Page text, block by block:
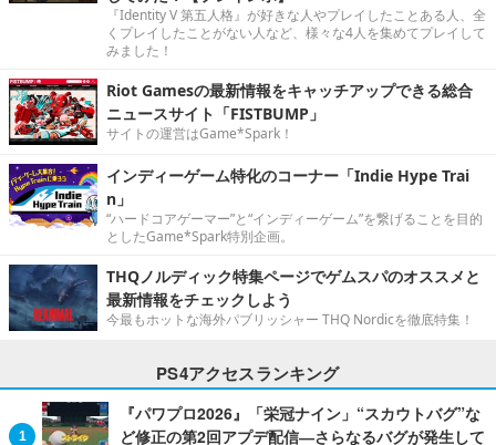
『Identity V 第五人格』が好きな人やプレイしたことある人、全
くプレイしたことがない人など、様々な4人を集めてプレイして
みました！
Riot Gamesの最新情報をキャッチアップできる総合
ニュースサイト「FISTBUMP」
サイトの運営はGame*Spark！
インディーゲーム特化のコーナー「Indie Hype Trai
n」
“ハードコアゲーマー”と“インディーゲーム”を繋げることを目的
としたGame*Spark特別企画。
THQノルディック特集ページでゲムスパのオススメと
最新情報をチェックしよう
今最もホットな海外パブリッシャー THQ Nordicを徹底特集！
PS4アクセスランキング
『パワプロ2026』「栄冠ナイン」“スカウトバグ”な
ど修正の第2回アプデ配信―さらなるバグが発生して